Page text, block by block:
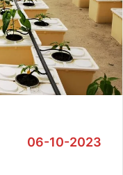
06-10-2023